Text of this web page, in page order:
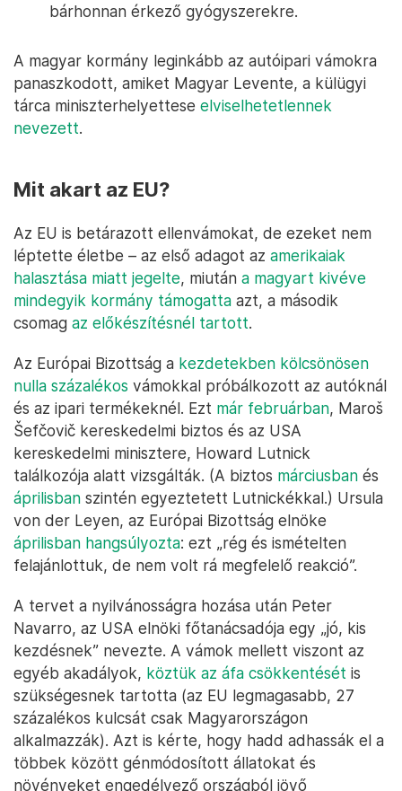
bárhonnan érkező gyógyszerekre.
A magyar kormány leginkább az autóipari vámokra
panaszkodott, amiket Magyar Levente, a külügyi
tárca miniszterhelyettese elviselhetetlennek
nevezett.
Mit akart az EU?
Az EU is betárazott ellenvámokat, de ezeket nem
léptette életbe – az első adagot az amerikaiak
halasztása miatt jegelte, miután a magyart kivéve
mindegyik kormány támogatta azt, a második
csomag az előkészítésnél tartott.
Az Európai Bizottság a kezdetekben kölcsönösen
nulla százalékos vámokkal próbálkozott az autóknál
és az ipari termékeknél. Ezt már februárban, Maroš
Šefčovič kereskedelmi biztos és az USA
kereskedelmi minisztere, Howard Lutnick
találkozója alatt vizsgálták. (A biztos márciusban és
áprilisban szintén egyeztetett Lutnickékkal.) Ursula
von der Leyen, az Európai Bizottság elnöke
áprilisban hangsúlyozta: ezt „rég és ismételten
felajánlottuk, de nem volt rá megfelelő reakció”.
A tervet a nyilvánosságra hozása után Peter
Navarro, az USA elnöki főtanácsadója egy „jó, kis
kezdésnek” nevezte. A vámok mellett viszont az
egyéb akadályok, köztük az áfa csökkentését is
szükségesnek tartotta (az EU legmagasabb, 27
százalékos kulcsát csak Magyarországon
alkalmazzák). Azt is kérte, hogy hadd adhassák el a
többek között génmódosított állatokat és
növényeket engedélyező országból jövő